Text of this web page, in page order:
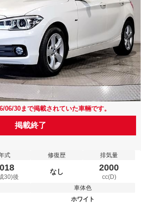
06/30まで掲載されていた車輛です。
掲載終了
式
30)後
修復歴
なし
排気量
2000
cc(D)
車体色
ホワイト